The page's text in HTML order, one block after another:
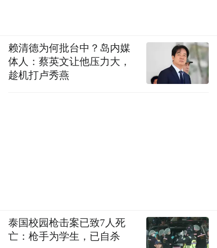
赖清德为何批台中？岛内媒
体人：蔡英文让他压力大，
趁机打卢秀燕
泰国校园枪击案已致7人死
亡：枪手为学生，已自杀